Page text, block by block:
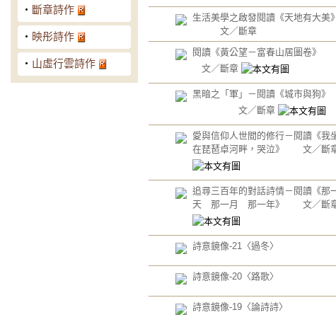
‧ 斷章詩作
‧ 映彤詩作
‧ 山虛行雲詩作
生活美學之啟發閱讀《天地有大美》
文／斷章
閱讀《黃公望－富春山居圖卷》
文／斷章
黑暗之「軍」－閱讀《城市與狗》
文／斷章
愛與信仰人世間的修行－閱讀《我
在琵琶卓河畔，哭泣》 文／斷
追尋三百年的對話詩情－閱讀《那
天 那一月 那一年》 文／斷
詩意鏡像-21〈過冬〉
詩意鏡像-20〈路歌〉
詩意鏡像-19〈論詩詩〉